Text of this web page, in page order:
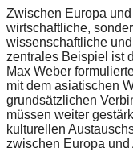
Zwischen Europa
wirtschaftliche,
wissenschaftliche
zentrales Beispiel ist
Max Weber
mit dem asiatischen
grundsätzlichen
müssen weiter
kulturellen
zwischen Europa